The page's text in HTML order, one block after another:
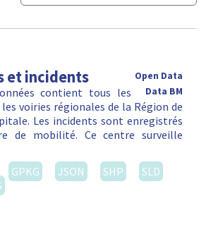
et incidents
Open Data
Data BM
contient tous les
voiries régionales de la Région de
Les incidents sont enregistrés
de mobilité. Ce centre surveille
GPKG JSON SHP
SLD